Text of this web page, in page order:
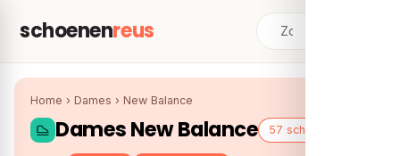
schoenenreus
Home › Dames › New Balance
Dames New Balance 57 schoenen